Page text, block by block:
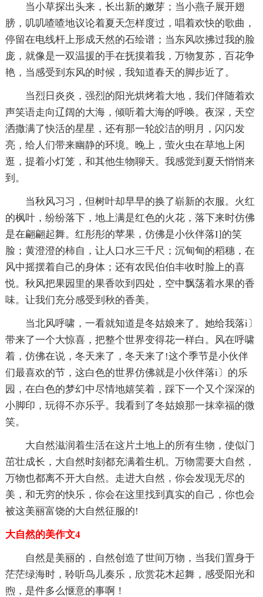
当小草探出头来，长出新的嫩芽；当小燕子展开翅
膀，叽叽喳喳地议论着夏天怎样度过，唱着欢快的歌曲，
停留在电线杆上形成天然的石绘谱；当东风吹拂过我的脸
庞，就像是一双温援的手在抚摸着我，万物复苏，百花争
艳，当感受到东风的时候，我知道春天的脚步近了。
当烈日炎炎，强烈的阳光烘烤着大地，我们伴随着欢
声笑语走向辽阔的大海，倾听着大海的呼唤。夜深，天空
洒撒满了快活的星星，还有那一轮皎洁的明月，闪闪发
亮，给人们带来幽静的环境。晚上，萤火虫在草地上闲
逛，提着小灯笼，和其他生物聊天。我感觉到夏天悄悄来
到。
当秋风习习，但树叶却早早的换了崭新的衣服。火红
的枫叶，纷纷落下，地上满是红色的火花，落下来时仿佛
是在翩翩起舞。红彤彤的苹果，仿佛是小伙伴落I]的笑
脸；黄澄澄的柿自，让人口水三千尺；沉甸甸的稻穗，在
风中摇摆着自己的身体；还有农民伯伯丰收时脸上的喜
悦。秋风把果园里的果香吹到四处，空中飘荡着水果的香
味。让我们充分感受到秋的香美。
当北风呼啸，一看就知道是冬姑娘来了。她给我落i〕
带来了一个大惊喜，把整个世界变得花一样白。风在呼啸
着，仿佛在说，冬天来了，冬天来了!这个季节是小伙伴
们最喜欢的节，这白色的世界仿佛就是小伙伴落i〕的乐
园，在白色的梦幻中尽情地嬉笑着，踩下一个又个深深的
小脚印，玩得不亦乐乎。我看到了冬姑娘那一抹幸福的微
笑。
大自然滋润着生活在这片土地上的所有生物，使似门
茁壮成长，大自然时刻都充满着生机。万物需要大自然，
万物也都离不开大自然。走进大自然，你会发现无尽的
美，和无穷的快乐，你会在这里找到真实的自己，你也会
被这美丽富饶的大自然征服的!
大自然的美作文4
自然是美丽的，自然创造了世间万物，当我们置身于
茫茫绿海时，聆听鸟儿奏乐，欣赏花木起舞，感受阳光和
煦，是件多么惬意的事啊！